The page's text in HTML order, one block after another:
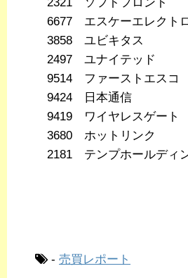
2321 ソフトフロント
6677 エスケーエレクト
3858 ユビキタス
2497 ユナイテッド
9514 ファーストエスコ
9424 日本通信
9419 ワイヤレスゲート
3680 ホットリンク
2181 テンプホールディ
- 売買レポート